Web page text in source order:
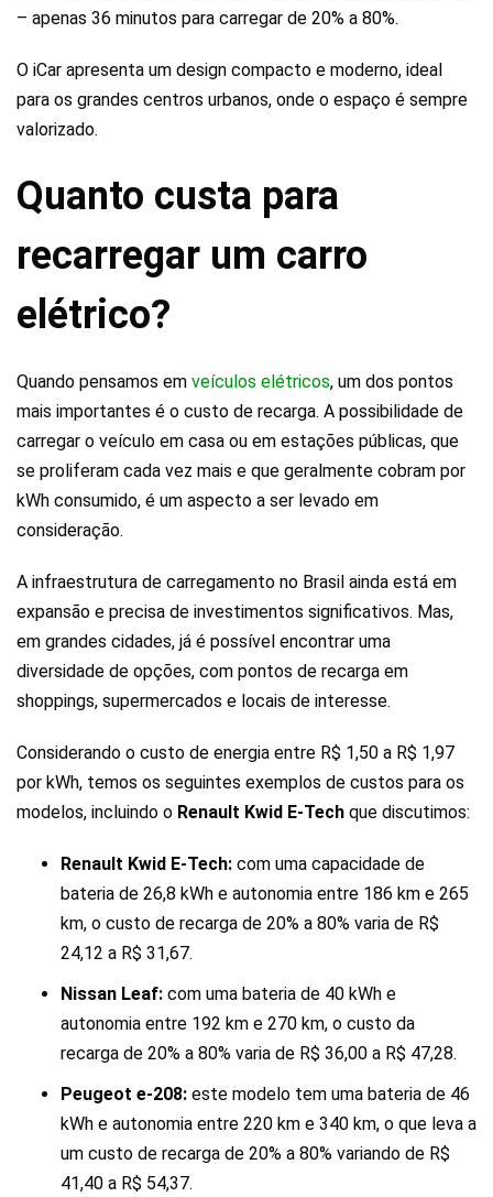
– apenas 36 minutos para carregar de 20% a 80%.
O iCar apresenta um design compacto e moderno, ideal
para os grandes centros urbanos, onde o espaço é sempre
valorizado.
Quanto custa para
recarregar um carro
elétrico?
Quando pensamos em veículos elétricos, um dos pontos
mais importantes é o custo de recarga. A possibilidade de
carregar o veículo em casa ou em estações públicas, que
se proliferam cada vez mais e que geralmente cobram por
kWh consumido, é um aspecto a ser levado em
consideração.
A infraestrutura de carregamento no Brasil ainda está em
expansão e precisa de investimentos significativos. Mas,
em grandes cidades, já é possível encontrar uma
diversidade de opções, com pontos de recarga em
shoppings, supermercados e locais de interesse.
Considerando o custo de energia entre R$ 1,50 a R$ 1,97
por kWh, temos os seguintes exemplos de custos para os
modelos, incluindo o Renault Kwid E-Tech que discutimos:
Renault Kwid E-Tech: com uma capacidade de
bateria de 26,8 kWh e autonomia entre 186 km e 265
km, o custo de recarga de 20% a 80% varia de R$
24,12 a R$ 31,67.
Nissan Leaf: com uma bateria de 40 kWh e
autonomia entre 192 km e 270 km, o custo da
recarga de 20% a 80% varia de R$ 36,00 a R$ 47,28.
Peugeot e-208: este modelo tem uma bateria de 46
kWh e autonomia entre 220 km e 340 km, o que leva a
um custo de recarga de 20% a 80% variando de R$
41,40 a R$ 54,37.